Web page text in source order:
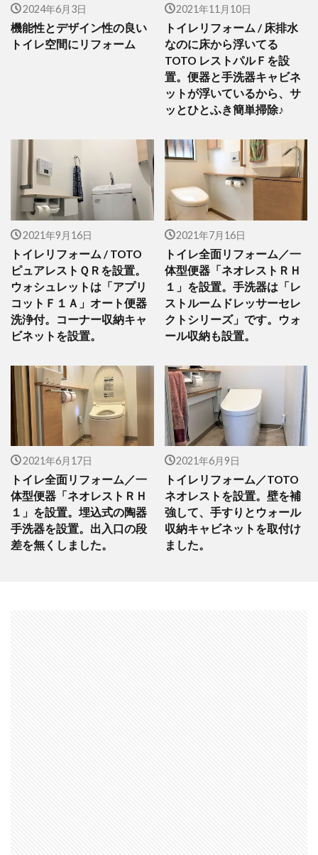
2024年6月3日
機能性とデザイン性の良い
トイレ空間にリフォーム
2021年11月10日
トイレリフォーム / 床排水
なのに床から浮いてる
TOTO レストパルＦを設
置。便器と手洗器キャビネ
ットが浮いているから、サ
ッとひとふき簡単掃除♪
2021年9月16日
トイレリフォーム / TOTO
ピュアレストＱＲを設置。
ウォシュレットは「アプリ
コットＦ１Ａ」オート便器
洗浄付。コーナー収納キャ
ビネットを設置。
2021年7月16日
トイレ全面リフォーム／一
体型便器「ネオレストＲＨ
１」を設置。手洗器は「レ
ストルームドレッサーセレ
クトシリーズ」です。ウォ
ール収納も設置。
2021年6月17日
トイレ全面リフォーム／一
体型便器「ネオレストＲＨ
１」を設置。埋込式の陶器
手洗器を設置。出入口の段
差を無くしました。
2021年6月9日
トイレリフォーム／TOTO
ネオレストを設置。壁を補
強して、手すりとウォール
収納キャビネットを取付け
ました。